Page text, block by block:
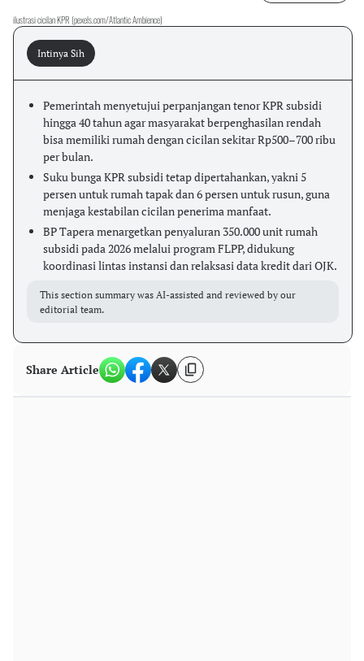
ilustrasi cicilan KPR (pexels.com/Atlantic Ambience)
Intinya Sih
Pemerintah menyetujui perpanjangan tenor KPR subsidi
hingga 40 tahun agar masyarakat berpenghasilan rendah
bisa memiliki rumah dengan cicilan sekitar Rp500–700 ribu
per bulan.
Suku bunga KPR subsidi tetap dipertahankan, yakni 5
persen untuk rumah tapak dan 6 persen untuk rusun, guna
menjaga kestabilan cicilan penerima manfaat.
BP Tapera menargetkan penyaluran 350.000 unit rumah
subsidi pada 2026 melalui program FLPP, didukung
koordinasi lintas instansi dan relaksasi data kredit dari OJK.
This section summary was AI-assisted and reviewed by our
editorial team.
Share Article